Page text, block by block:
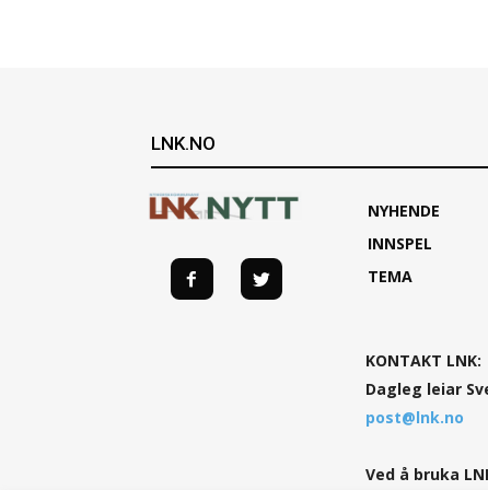
LNK.NO
NYHENDE
INNSPEL
TEMA
KONTAKT LNK:
Dagleg leiar
post@lnk.no
Ved å bruka